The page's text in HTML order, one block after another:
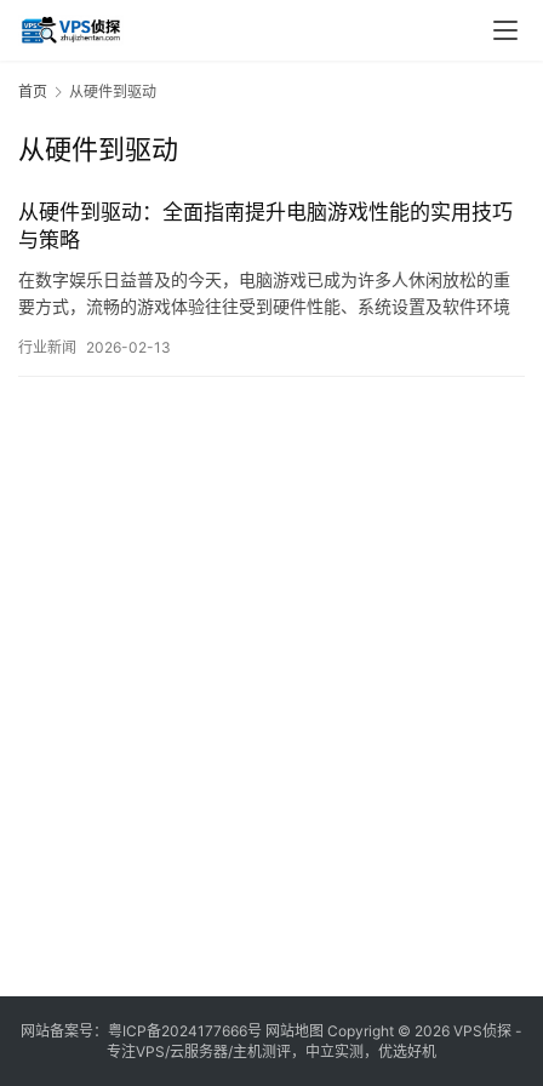
首页 从硬件到驱动
从硬件到驱动
从硬件到驱动：全面指南提升电脑游戏性能的实用技巧
与策略
在数字娱乐日益普及的今天，电脑游戏已成为许多人休闲放松的重
要方式，流畅的游戏体验往往受到硬件性能、系统设置及软件环境
中，常常面临各种技术挑战，本文将从硬件基础到软件优化，系统
行业新闻 2026-02-13
网站备案号： 粤ICP备2024177666号 网站地图 Copyright © 2026 VPS侦探 -
专注VPS/云服务器/主机测评，中立实测，优选好机